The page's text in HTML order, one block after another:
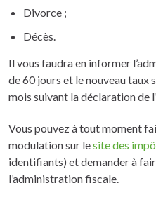
Divorce ;
Décès.
Il vous faudra en informer
de 60 jours et le nouveau taux
mois suivant la déclaration de
Vous pouvez à tout moment
modulation sur lesite des
identifiants) et demander à
l’administration fiscale.